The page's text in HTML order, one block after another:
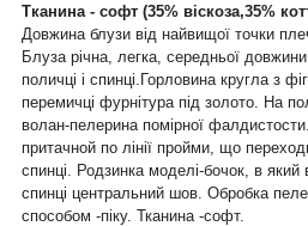
Тканина - софт (35% віскоза,35%
Довжина блузи від найвищої точки
Блуза річна, легка, середньої
поличці і спинці.Горловина кругла з
перемичці фурнітура під золото. На
волан-пелерина помірної
притачной по лінії пройми, що
спинці. Родзинка моделі-бочок, в
спинці центральний шов. Обробка
способом -піку. Тканина -софт.